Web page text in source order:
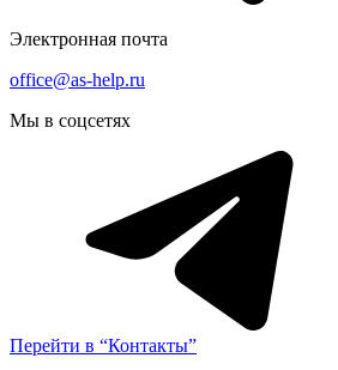
Электронная почта
office@as-help.ru
Мы в соцсетях
Перейти в “Контакты”